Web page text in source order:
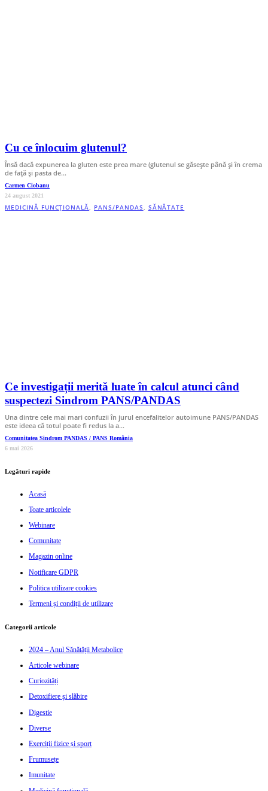
Cu ce înlocuim glutenul?
Însă dacă expunerea la gluten este prea mare (glutenul se găsește până și în crema
de față și pasta de…
Carmen Ciobanu
24 august 2021
MEDICINĂ FUNCȚIONALĂ, PANS/PANDAS, SĂNĂTATE
Ce investigații merită luate în calcul atunci când
suspectezi Sindrom PANS/PANDAS
Una dintre cele mai mari confuzii în jurul encefalitelor autoimune PANS/PANDAS
este ideea că totul poate fi redus la a…
Comunitatea Sindrom PANDAS / PANS România
6 mai 2026
Legături rapide
Acasă
Toate articolele
Webinare
Comunitate
Magazin online
Notificare GDPR
Politica utilizare cookies
Termeni și condiții de utilizare
Categorii articole
2024 – Anul Sănătății Metabolice
Articole webinare
Curiozități
Detoxifiere și slăbire
Digestie
Diverse
Exerciții fizice și sport
Frumusețe
Imunitate